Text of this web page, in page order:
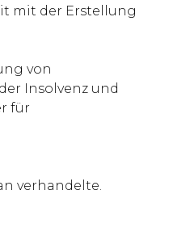
mit der Erstellung
von
Insolvenz und
für
verhandelte.